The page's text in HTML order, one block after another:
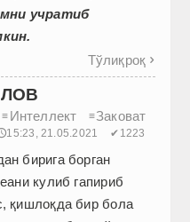
учратиб
Тўлиқроқ 
≡ Интеллект ≡Заковат
21.05.2021 ✔1223
бирига борган
кулиб гапириб
қишлоқда бир бола